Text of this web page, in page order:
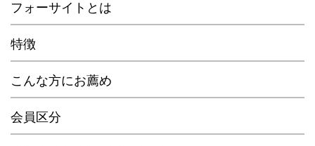
フォーサイトとは
特徴
こんな方にお薦め
会員区分